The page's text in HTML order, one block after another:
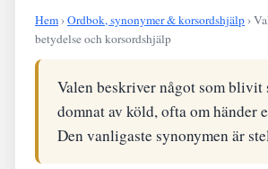
Hem›Ordbok, synonymer & korsordshjälp›
betydelse och korsordshjälp
Valen beskriver något som blivit
domnat av köld, ofta om händer
Den vanligaste synonymen är